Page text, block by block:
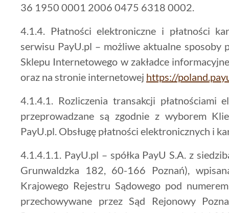
36 1950 0001 2006 0475 6318 0002.
4.1.4. Płatności elektroniczne i płatności
serwisu PayU.pl – możliwe aktualne sposoby
Sklepu Internetowego w zakładce
oraz na stronie internetowej https://
4.1.4.1. Rozliczenia transakcji płatnościami
przeprowadzane są zgodnie z wyborem
PayU.pl. Obsługę płatności elektronicznych i
4.1.4.1.1. PayU.pl – spółka PayU S.A. z
Grunwaldzka 182, 60-166 Poznań),
Krajowego Rejestru Sądowego pod
przechowywane przez Sąd Rejonowy